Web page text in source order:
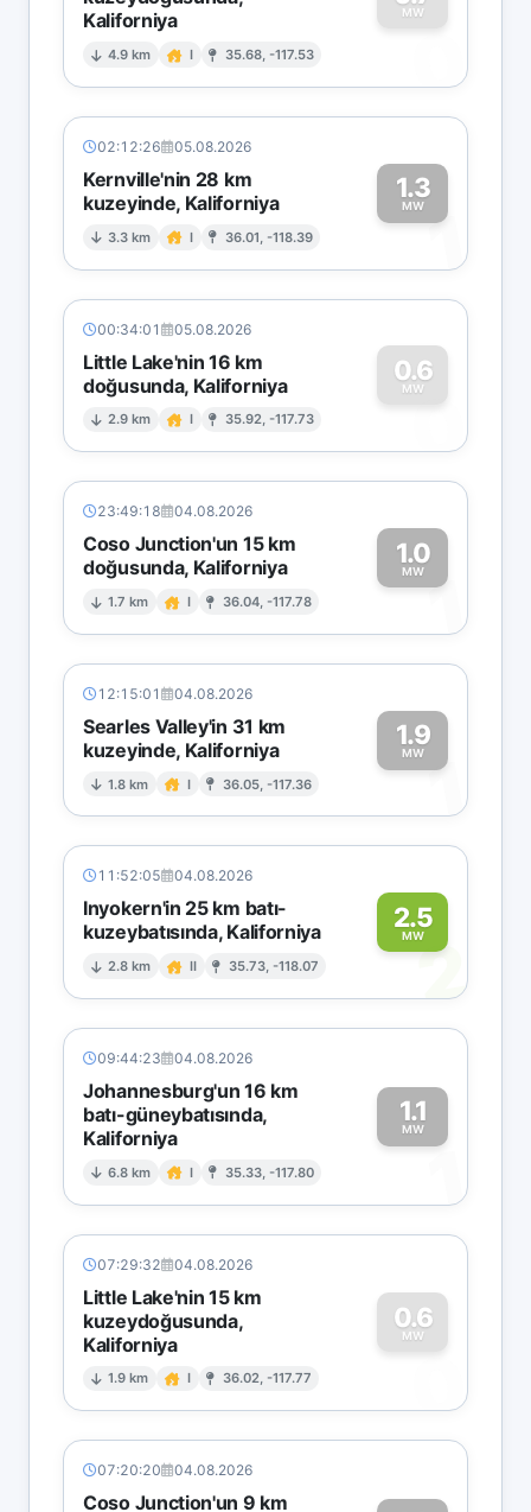
Kaliforniya
4.9 km I 35.68, -117.53
MW
0
02:12:26 05.08.2026
Kernville'nin 28 km
kuzeyinde, Kaliforniya
3.3 km I 36.01, -118.39
1.3
MW1
00:34:01 05.08.2026
Little Lake'nin 16 km
doğusunda, Kaliforniya
2.9 km I 35.92, -117.73
0.6
MW
0
23:49:18 04.08.2026
Coso Junction'un 15 km
doğusunda, Kaliforniya
1.7 km I 36.04, -117.78
1.0
MW1
12:15:01 04.08.2026
Searles Valley'in 31 km
kuzeyinde, Kaliforniya
1.8 km I 36.05, -117.36
1.9
MW1
11:52:05 04.08.2026
Inyokern'in 25 km batı-
kuzeybatısında, Kaliforniya
2.8 km II 35.73, -118.07
2.5
MW2
09:44:23 04.08.2026
Johannesburg'un 16 km
batı-güneybatısında,
Kaliforniya
6.8 km I 35.33, -117.80
1.1
MW
1
07:29:32 04.08.2026
Little Lake'nin 15 km
kuzeydoğusunda,
Kaliforniya
1.9 km I 36.02, -117.77
0.6
MW
0
07:20:20 04.08.2026
Coso Junction'un 9 km